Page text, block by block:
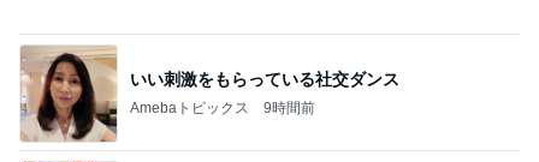
美奈代 結婚30周年に夫婦で答えた事
Amebaトピックス